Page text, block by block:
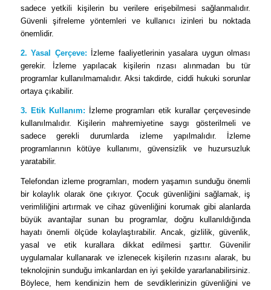
sadece yetkili kişilerin bu verilere erişebilmesi sağlanmalıdır.
Güvenli şifreleme yöntemleri ve kullanıcı izinleri bu noktada
önemlidir.
2. Yasal Çerçeve: İzleme faaliyetlerinin yasalara uygun olması
gerekir. İzleme yapılacak kişilerin rızası alınmadan bu tür
programlar kullanılmamalıdır. Aksi takdirde, ciddi hukuki sorunlar
ortaya çıkabilir.
3. Etik Kullanım: İzleme programları etik kurallar çerçevesinde
kullanılmalıdır. Kişilerin mahremiyetine saygı gösterilmeli ve
sadece gerekli durumlarda izleme yapılmalıdır. İzleme
programlarının kötüye kullanımı, güvensizlik ve huzursuzluk
yaratabilir.
Telefondan izleme programları, modern yaşamın sunduğu önemli
bir kolaylık olarak öne çıkıyor. Çocuk güvenliğini sağlamak, iş
verimliliğini artırmak ve cihaz güvenliğini korumak gibi alanlarda
büyük avantajlar sunan bu programlar, doğru kullanıldığında
hayatı önemli ölçüde kolaylaştırabilir. Ancak, gizlilik, güvenlik,
yasal ve etik kurallara dikkat edilmesi şarttır. Güvenilir
uygulamalar kullanarak ve izlenecek kişilerin rızasını alarak, bu
teknolojinin sunduğu imkanlardan en iyi şekilde yararlanabilirsiniz.
Böylece, hem kendinizin hem de sevdiklerinizin güvenliğini ve